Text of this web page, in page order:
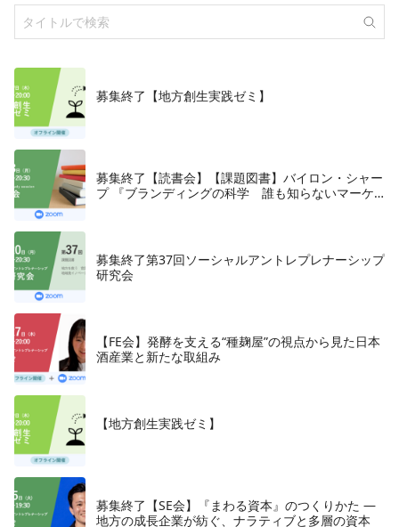
募集終了【地方創生実践ゼミ】
募集終了【読書会】【課題図書】バイロン・シャー
プ 『ブランディングの科学 誰も知らないマーケ
募集終了第37回ソーシャルアントレプレナーシップ
研究会
【FE会】発酵を支える“種麹屋”の視点から見た日本
酒産業と新たな取組み
【地方創生実践ゼミ】
募集終了【SE会】『まわる資本』のつくりかた —
地方の成長企業が紡ぐ、ナラティブと多層の資本